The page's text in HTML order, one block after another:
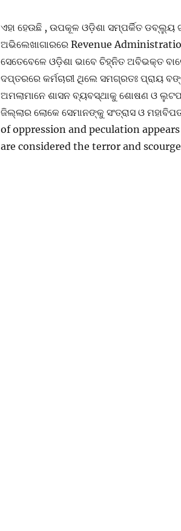
ଏହା ହେଉଛି , ଉପକୂଳ ଓଡ଼ିଶା ସମ୍ପର୍କିତ ଡବ୍ଲ୍ୟୁ
ଅଭିଲେଖାଗାରରେ Revenue
ସେତେବେଳେ ଓଡ଼ିଶା ଭାବେ ଚିହ୍ନିତ ଅବିଭକ୍ତ
ଦପ୍ତରରେ କର୍ମଚାରୀ ଥିଲେ ସମଗ୍ରତଃ ପ୍ରାୟ
ଅମଲାମାନେ ଶାସନ ବ୍ୟବସ୍ଥାକୁ ଶୋଷଣ ଓ
ଜିଲ୍ଲାର ଲୋକେ ସେମାନଙ୍କୁ ସଂତ୍ରାସ ଓ
of oppression and peculation
are considered the terror and